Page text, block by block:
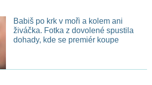
Babiš po krk v moři a kolem ani
živáčka. Fotka z dovolené spustila
dohady, kde se premiér koupe